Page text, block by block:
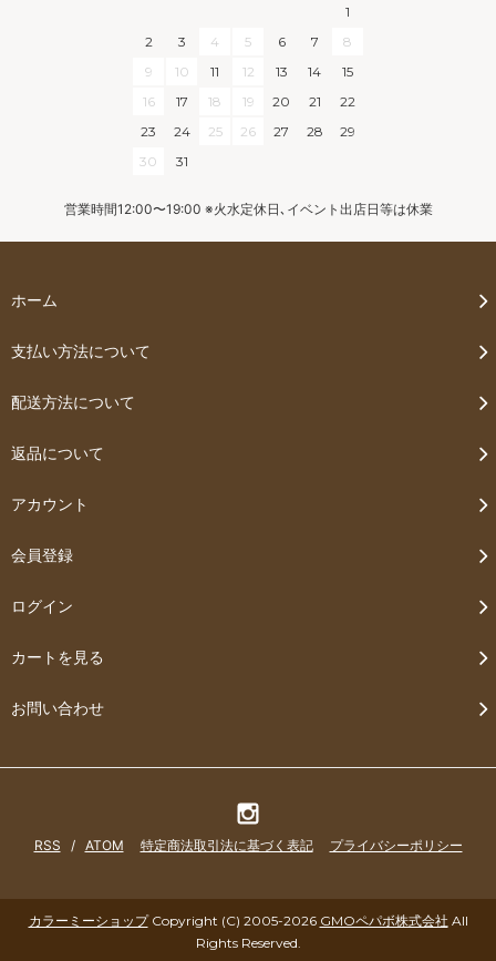
1
2
3 4 5 6 7
8
9
10 11 12 13 14
15
16
17 18 19 20 21
22
23
24 25 26 27 28
29
30
31
営業時間12:00〜19:00 ※火水定休日､イベント出店日等は休業
ホーム
支払い方法について
配送方法について
返品について
アカウント
会員登録
ログイン
カートを見る
お問い合わせ
RSS / ATOM 特定商法取引法に基づく表記 プライバシーポリシー
カラーミーショップCopyright (C) 2005-2026 GMOペパボ株式会社 All
Rights Reserved.